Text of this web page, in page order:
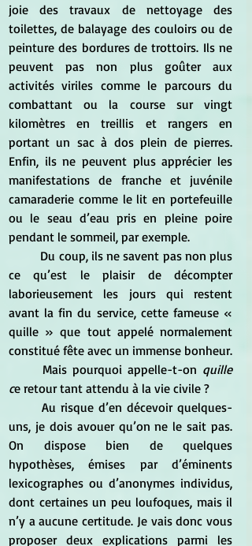
joie des travaux de nettoyage des
toilettes, de balayage des couloirs ou de
peinture des bordures de trottoirs. Ils ne
peuvent pas non plus goûter aux
activités viriles comme le parcours du
combattant ou la course sur vingt
kilomètres en treillis et rangers en
portant un sac à dos plein de pierres.
Enfin, ils ne peuvent plus apprécier les
manifestations de franche et juvénile
camaraderie comme le lit en portefeuille
ou le seau d’eau pris en pleine poire
pendant le sommeil, par exemple.
ce qu’est le plaisir de décompter
laborieusement les jours qui restent
avant la fin du service, cette fameuse «
quille » que tout appelé normalement
	Mais pourquoi appelle-t-on
quille
ce retour tant attendu à la vie civile ?
uns, je dois avouer qu’on ne le sait pas.
On dispose bien de quelques
hypothèses, émises par d’éminents
lexicographes ou d’anonymes individus,
dont certaines un peu loufoques, mais il
n’y a aucune certitude. Je vais donc vous
proposer deux explications parmi les